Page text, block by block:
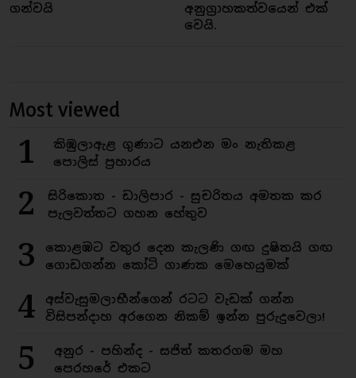
ගන්වයි
අනුග්‍රාහකත්වයෙන් එක්
වෙයි.
Most viewed
1
කිඹුලාඇළ ගුණාට යනඑන මං නැතිකළ
පොලිස් ප්‍රහාරය
2
සිරිකොත - ඩාලිපාර - සුචරිතය අමතක කර
පැලවත්තට ගහන හේතුව
3
කොළඹට වතුර දෙන කැලණි ගඟ දුෂිතයි ගඟ
ගොඩගන්න කෝටි ගාණක මෙහෙයුමක්
4
අස්වැසුමලාභීන්ගෙන් රටට වැඩක් ගන්න
විසිපන්දාහ අරගෙන නිකම් ඉන්න පුරුදුවෙලා!
5
අනුර - පහින්ද - සජිත් කතරගම මහ
පෙරහරේ එකට